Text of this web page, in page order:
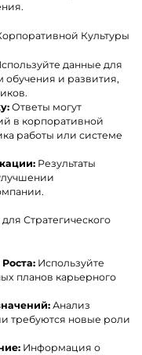
Культуры
данные для
и развития,
Ответы могут
в корпоративной
работы или системе
Результаты
Стратегического
Используйте
планов карьерного
Анализ
требуются новые роли
Информация о